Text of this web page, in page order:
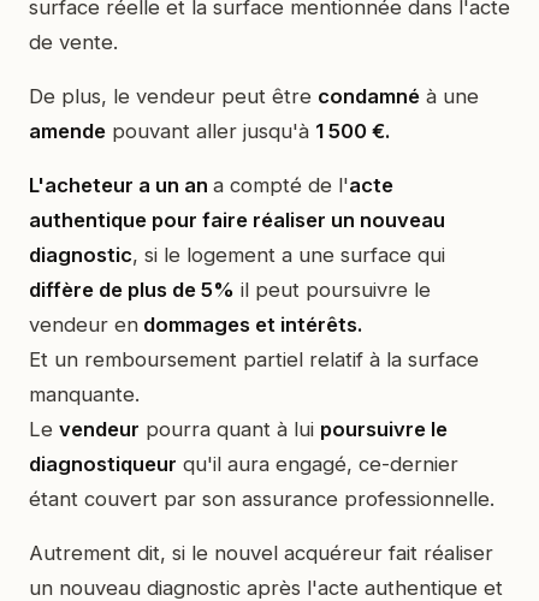
surface réelle et la surface mentionnée dans l'acte
de vente.
De plus, le vendeur peut être condamné à une
amende pouvant aller jusqu'à 1 500 €.
L'acheteur a un an a compté de l'acte
authentique pour faire réaliser un nouveau
diagnostic, si le logement a une surface qui
diffère de plus de 5% il peut poursuivre le
vendeur en dommages et intérêts.
Et un remboursement partiel relatif à la surface
manquante.
Le vendeur pourra quant à lui poursuivre le
diagnostiqueur qu'il aura engagé, ce-dernier
étant couvert par son assurance professionnelle.
Autrement dit, si le nouvel acquéreur fait réaliser
un nouveau diagnostic après l'acte authentique et